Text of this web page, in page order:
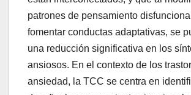
patrones de pensamiento
fomentar conductas adaptativas, se
una reducción significativa en los
ansiosos. En el contexto de los
ansiedad, la TCC se centra en